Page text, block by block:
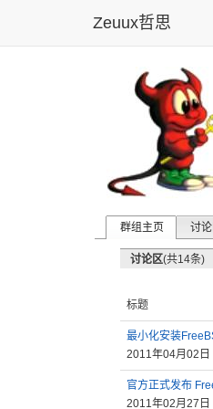
Zeuux哲思
群组主页 讨论
讨论区(共14条)
标题
最小化安装
2011年04月02日
官方正式发布
2011年02月27日